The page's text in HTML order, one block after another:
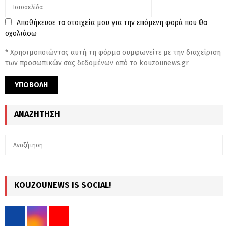
Αποθήκευσε τα στοιχεία μου για την επόμενη φορά που θα
σχολιάσω
* Χρησιμοποιώντας αυτή τη φόρμα συμφωνείτε με την διαχείριση
των προσωπικών σας δεδομένων από το kouzounews.gr
ΑΝΑΖΉΤΗΣΗ
h
f
r
KOUZOUNEWS IS SOCIAL!